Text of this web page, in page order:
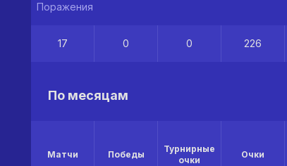
Поражения
17 0 0 226
По месяцам
Матчи Победы
Турнирные
очки
Очки